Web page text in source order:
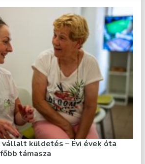
küldetés – Évi évek óta
támasza